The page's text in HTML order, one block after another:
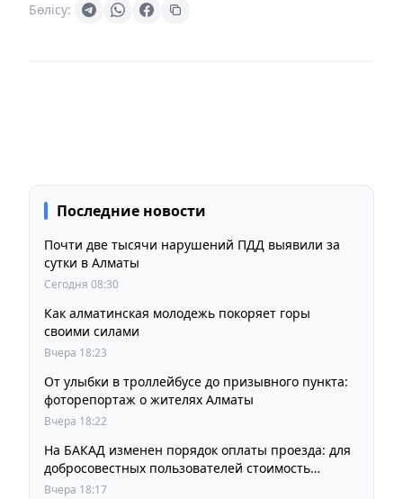
Бөлісу:
Последние новости
Почти две тысячи нарушений ПДД выявили за
сутки в Алматы
Сегодня 08:30
Как алматинская молодежь покоряет горы
своими силами
Вчера 18:23
От улыбки в троллейбусе до призывного пункта:
фоторепортаж о жителях Алматы
Вчера 18:22
На БАКАД изменен порядок оплаты проезда: для
добросовестных пользователей стоимость
остается прежней
Вчера 18:17